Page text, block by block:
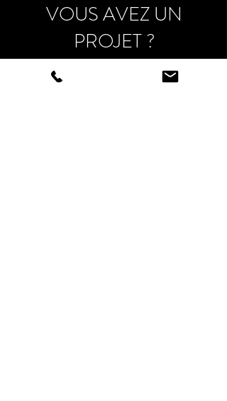
VOUS AVEZ UN
PROJET ?
CONTACTEZ-NOUS